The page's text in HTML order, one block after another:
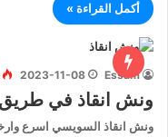
أكمل القراءة »
Essam
2023-11-08
ونش انقاذ في
ونش انقاذ السويسي اسرع